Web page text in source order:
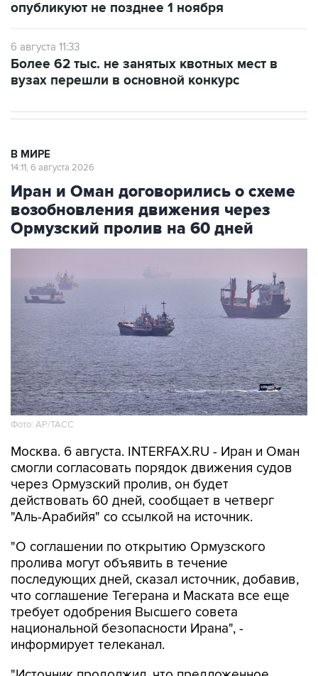
6 августа 11:33
вузах перешли в основной конкурс
Иран и Оман договорились о схеме
возобновления движения через
Ормузский пролив на 60 дней
Фото: AP/ТАСС
Москва. 6 августа. INTERFAX.RU - Иран и Оман
через Ормузский пролив, он будет
действовать 60 дней, сообщает в четверг
"Аль-Арабийя" со ссылкой на источник.
"О соглашении по открытию Ормузского
последующих дней, сказал источник, добавив,
что соглашение Тегерана и Маската все еще
требует одобрения Высшего совета
национальной безопасности Ирана", -
информирует телеканал.
"Источник продолжил, что предложенное